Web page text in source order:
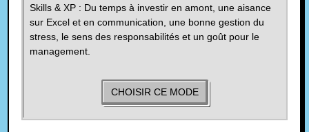
Skills & XP : Du temps à investir en amont, une aisance
sur Excel et en communication, une bonne gestion du
stress, le sens des responsabilités et un goût pour le
management.
CHOISIR CE MODE